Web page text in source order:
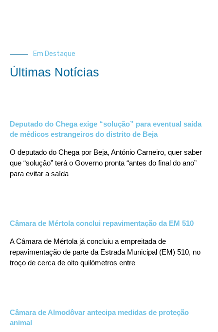
Em Destaque
Últimas Notícias
Deputado do Chega exige “solução” para eventual saída
de médicos estrangeiros do distrito de Beja
O deputado do Chega por Beja, António Carneiro, quer saber
que “solução” terá o Governo pronta “antes do final do ano”
para evitar a saída
Câmara de Mértola conclui repavimentação da EM 510
A Câmara de Mértola já concluiu a empreitada de
repavimentação de parte da Estrada Municipal (EM) 510, no
troço de cerca de oito quilómetros entre
Câmara de Almodôvar antecipa medidas de proteção
animal